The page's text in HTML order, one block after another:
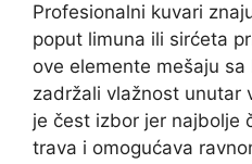
Profesionalni kuvari
poput limuna ili sirćeta
ove elemente mešaju sa
zadržali vlažnost unutar
je čest izbor jer najbolje
trava i omogućava